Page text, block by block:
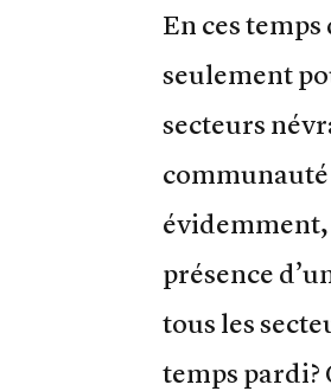
En ces
seulement
secteurs
communauté
évidemment,
présence
tous les
temps